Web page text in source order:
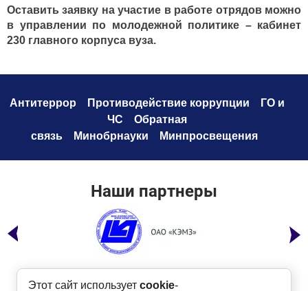
Оставить заявку на участие в работе отрядов можно
в управлении по молодежной политике – кабинет
230 главного корпуса вуза.
Антитеррор Противодействие коррупции
ГО и
ЧС
Обратная
связь
Минобрнауки Минпросвещения
Наши партнеры
Этот сайт использует cookie-